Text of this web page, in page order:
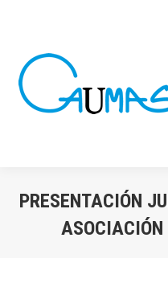
PRESENTACIÓN
ASOCIACIÓN